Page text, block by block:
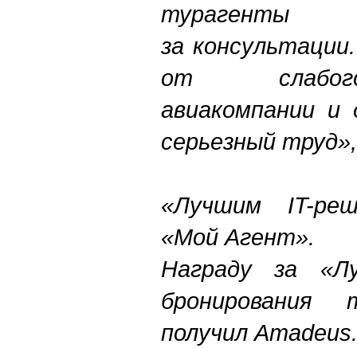
за
от
авиакомпании
серьезный
«Лучшим IT-
«Мой Агент».
Награду за
бронирования
получил Amadeus.